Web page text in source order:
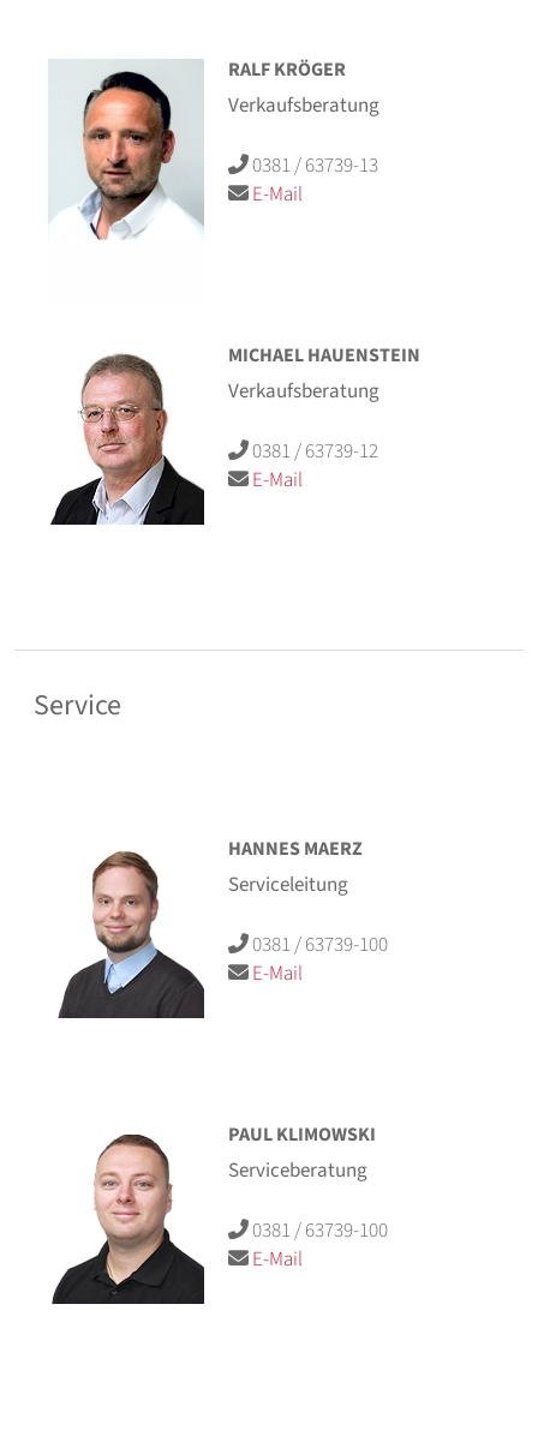
RALF KRÖGER
Verkaufsberatung
0381 / 63739-13
E-Mail
MICHAEL HAUENSTEIN
Verkaufsberatung
0381 / 63739-12
E-Mail
Service
HANNES MAERZ
Serviceleitung
0381 / 63739-100
E-Mail
PAUL KLIMOWSKI
Serviceberatung
0381 / 63739-100
E-Mail